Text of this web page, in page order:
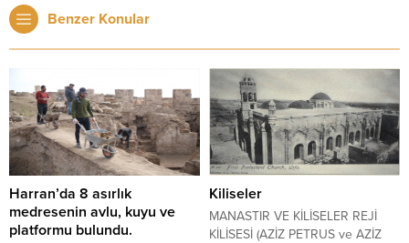
Benzer Konular
Harran’da 8 asırlık
medresenin avlu, kuyu ve
platformu bulundu.
Kiliseler
MANASTIR VE KİLİSELER REJİ
KİLİSESİ (AZİZ PETRUS ve AZİZ